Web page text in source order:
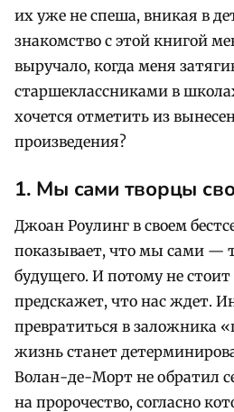
их уже не спеша, вникая в
знакомство с этой книгой
выручало, когда меня
старшеклассниками в
хочется отметить из
произведения?
1. Мы сами творцы
Джоан Роулинг в своем
показывает, что мы сами —
будущего. И потому не
предскажет, что нас ждет.
превратиться в заложника
жизнь станет
Волан-де-Морт не обратил
на пророчество, согласно